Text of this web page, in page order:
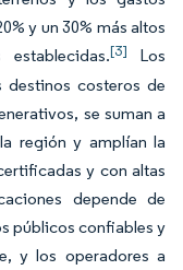
y un 30% más altos
[3] Los
destinos costeros de
se suman a
región y amplían la
y con altas
depende de
públicos confiables y
y los operadores a